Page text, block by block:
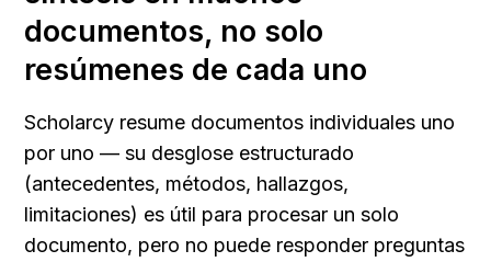
documentos, no solo
resúmenes de cada uno
Scholarcy resume documentos individuales uno
por uno — su desglose estructurado
(antecedentes, métodos, hallazgos,
limitaciones) es útil para procesar un solo
documento, pero no puede responder preguntas